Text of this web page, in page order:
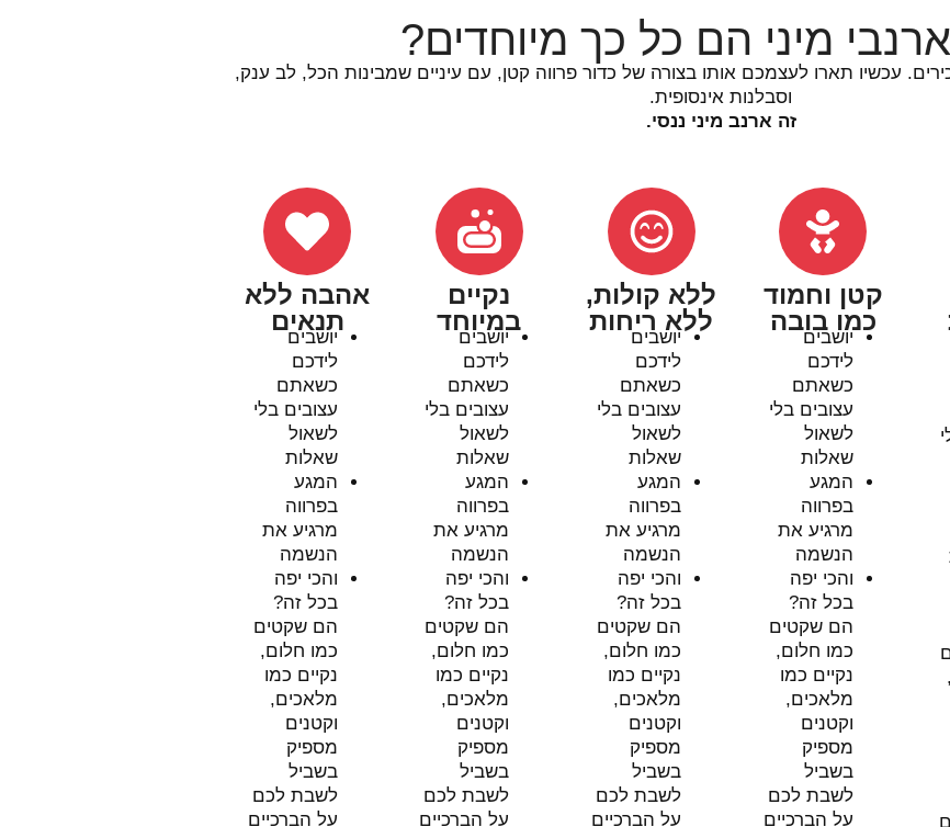
מיני הם כל כך מיוחדים?
עכשיו תארו לעצמכם אותו בצורה של כדור פרווה קטן, עם עיניים שמבינות הכל, לב ענק,
וסבלנות אינסופית.
זה ארנב מיני ננסי.
קטן וחמוד
כמו בובה
יושבים
לידכם
כשאתם
עצובים בלי
לשאול
שאלות
המגע
בפרווה
מרגיע את
הנשמה
והכי יפה
בכל זה?
הם שקטים
כמו חלום,
נקיים כמו
מלאכים,
וקטנים
מספיק
בשביל
לשבת לכם
על הברכיים
ללא קולות,
ללא ריחות
יושבים
לידכם
כשאתם
עצובים בלי
לשאול
שאלות
המגע
בפרווה
מרגיע את
הנשמה
והכי יפה
בכל זה?
הם שקטים
כמו חלום,
נקיים כמו
מלאכים,
וקטנים
מספיק
בשביל
לשבת לכם
על הברכיים
נקיים
במיוחד
יושבים
לידכם
כשאתם
עצובים בלי
לשאול
שאלות
המגע
בפרווה
מרגיע את
הנשמה
והכי יפה
בכל זה?
הם שקטים
כמו חלום,
נקיים כמו
מלאכים,
וקטנים
מספיק
בשביל
לשבת לכם
על הברכיים
אהבה ללא
תנאים
יושבים
לידכם
כשאתם
עצובים בלי
לשאול
שאלות
המגע
בפרווה
מרגיע את
הנשמה
והכי יפה
בכל זה?
הם שקטים
כמו חלום,
נקיים כמו
מלאכים,
וקטנים
מספיק
בשביל
לשבת לכם
על הברכיים